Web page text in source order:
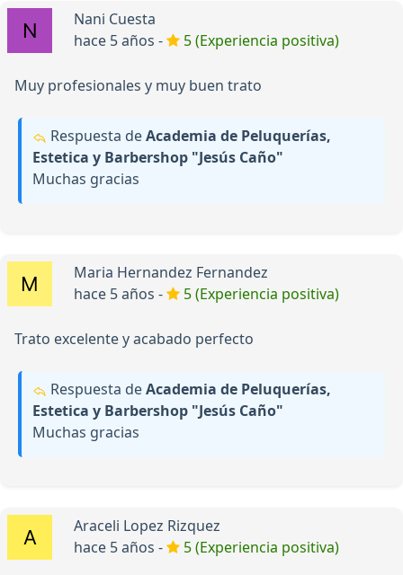
Nani Cuesta
hace 5 años -
5 (Experiencia positiva)
Muy profesionales y muy buen trato
Respuesta deAcademia de Peluquerías,
Estetica y Barbershop "Jesús Caño"
Muchas gracias
Maria Hernandez Fernandez
hace 5 años -
5 (Experiencia positiva)
Trato excelente y acabado perfecto
Respuesta deAcademia de Peluquerías,
Estetica y Barbershop "Jesús Caño"
Muchas gracias
Araceli Lopez Rizquez
hace 5 años -
5 (Experiencia positiva)